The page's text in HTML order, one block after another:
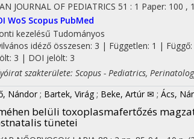
JOURNAL OF PEDIATRICS 51 : 1 Paper: 100 ,
WoS Scopus PubMed
kezelésű Tudományos
idéző összesen: 3 | Független: 1 |
3 | DOI jelölt: 3
szakterülete: Scopus - Pediatrics,
Nándor ; Bartek, Virág ; Beke, Artúr ✉ ; Ács,
belüli toxoplasmafertőzés
tünetei